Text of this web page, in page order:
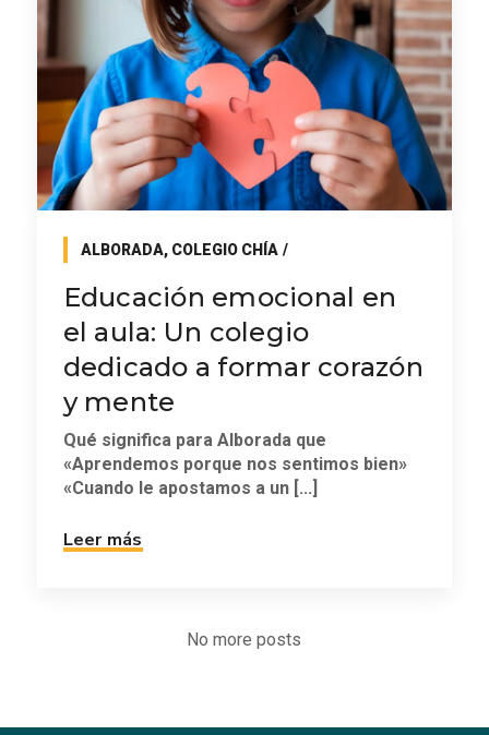
ALBORADA, COLEGIO CHÍA
Educación emocional en
el aula: Un colegio
dedicado a formar corazón
y mente
Qué significa para Alborada que
«Aprendemos porque nos sentimos bien»
«Cuando le apostamos a un [...]
Leer más
No more posts